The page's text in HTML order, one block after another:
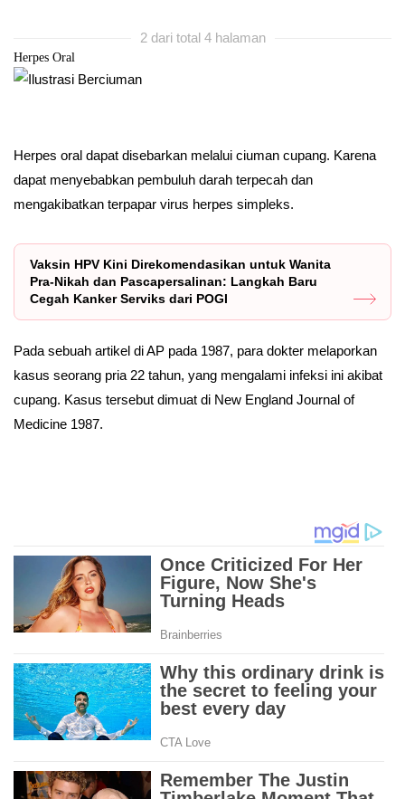
2 dari total 4 halaman
Herpes Oral
Herpes oral dapat disebarkan melalui ciuman cupang. Karena
dapat menyebabkan pembuluh darah terpecah dan
mengakibatkan terpapar virus herpes simpleks.
Vaksin HPV Kini Direkomendasikan untuk Wanita
Pra-Nikah dan Pascapersalinan: Langkah Baru
Cegah Kanker Serviks dari POGI
Pada sebuah artikel di AP pada 1987, para dokter melaporkan
kasus seorang pria 22 tahun, yang mengalami infeksi ini akibat
cupang. Kasus tersebut dimuat di New England Journal of
Medicine 1987.